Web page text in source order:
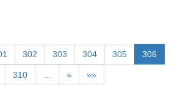
302 303 304 305 306
310 » »»